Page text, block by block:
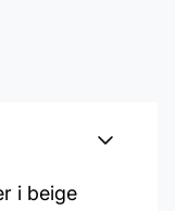
i beige